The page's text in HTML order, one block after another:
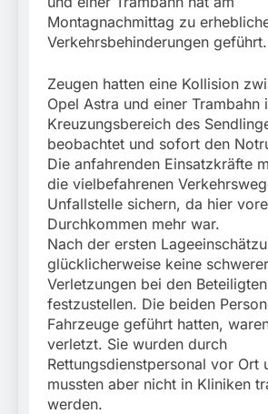
Montagnachmittag zu
Verkehrsbehinderungen geführt.
Zeugen hatten eine Kollision
Opel Astra und einer Trambahn
Kreuzungsbereich des
beobachtet und sofort den
Die anfahrenden Einsatzkräfte
die vielbefahrenen
Unfallstelle sichern, da hier
Durchkommen mehr war.
Nach der ersten
glücklicherweise keine
Verletzungen bei den Beteiligten
festzustellen. Die beiden
Fahrzeuge geführt hatten,
verletzt. Sie wurden durch
Rettungsdienstpersonal vor Ort
mussten aber nicht in Kliniken
werden.